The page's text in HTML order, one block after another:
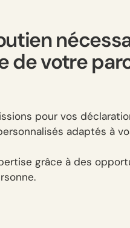
de votre
pour vos
adaptés à
grâce à des